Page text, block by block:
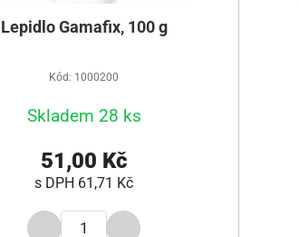
Lepidlo Gamafix, 100 g
Kód: 1000200
Skladem 28 ks
51,00 Kč
s DPH 61,71 Kč